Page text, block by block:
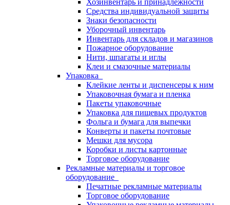
Хозинвентарь и принадлежности
Средства индивидуальной защиты
Знаки безопасности
Уборочный инвентарь
Инвентарь для складов и магазинов
Пожарное оборудование
Нити, шпагаты и иглы
Клеи и смазочные материалы
Упаковка
Клейкие ленты и диспенсеры к ним
Упаковочная бумага и пленка
Пакеты упаковочные
Упаковка для пищевых продуктов
Фольга и бумага для выпечки
Конверты и пакеты почтовые
Мешки для мусора
Коробки и листы картонные
Торговое оборудование
Рекламные материалы и торговое
оборудование
Печатные рекламные материалы
Торговое оборудование